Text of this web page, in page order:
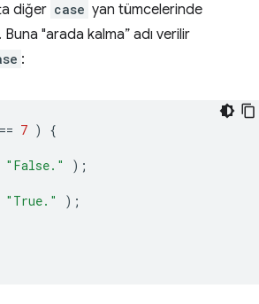
diğer case yan tümcelerinde
"arada kalma” adı verilir
:
7 )
{
"False."
);
"True."
);